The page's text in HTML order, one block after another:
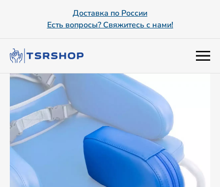
Доставка по России
Есть вопросы? Свяжитесь с нами!